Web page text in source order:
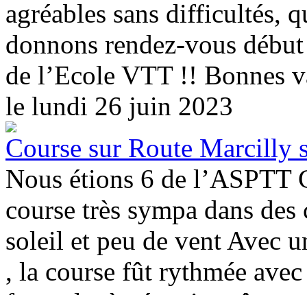
agréables sans difficultés,
donnons rendez-vous
de l’Ecole VTT !! Bonnes
le lundi 26 juin 2023
Course sur Route Marcilly
Nous étions 6 de l’ASPTT
course très sympa dans
soleil et peu de vent Avec
, la course fût rythmée